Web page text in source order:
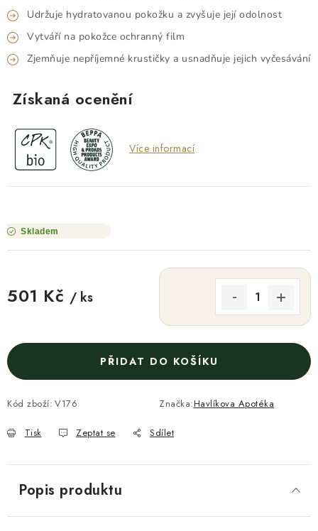
Udržuje hydratovanou pokožku a zvyšuje její odolnost
Vytváří na pokožce ochranný film
Zjemňuje nepříjemné krustičky a usnadňuje jejich vyčesávání
Získaná ocenění
Více informací
Skladem
501 Kč / ks
PŘIDAT DO KOŠÍKU
Kód zboží: V176 Značka:Havlíkova Apotéka
Tisk Zeptat se Sdílet
Popis produktu